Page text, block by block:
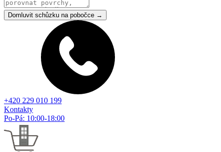
Domluvit schůzku na pobočce →
+420 229 010 199
Kontakty
Po-Pá: 10:00-18:00